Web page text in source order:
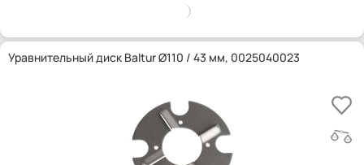
Уравнительный диск Baltur Ø110 / 43 мм, 0025040023